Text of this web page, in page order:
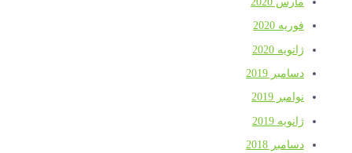
فوریه 2020
ژانویه 2020
دسامبر 2019
نوامبر 2019
ژانویه 2019
دسامبر 2018